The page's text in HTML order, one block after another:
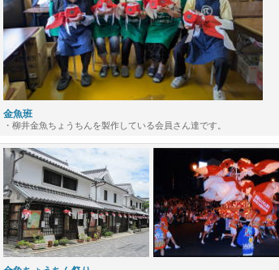
金魚班
・柳井金魚ちょうちんを製作している会員さん達です。